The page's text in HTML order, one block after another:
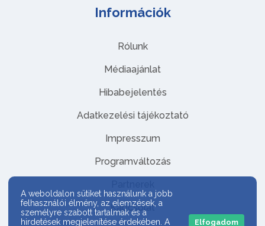
Információk
Rólunk
Médiaajánlat
Hibabejelentés
Adatkezelési tájékoztató
Impresszum
Programváltozás
Kapcsolat
A weboldalon sütiket használunk a jobb
felhasználói élmény, az elemzések, a
személyre szabott tartalmak és a
hirdetések megjelenítése érdekében. A
Elfogadom